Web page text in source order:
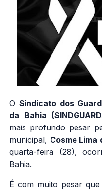
OSindicato dos
da Bahia
mais profundo pesar
municipal, Cosme Lima
quarta-feira (28),
Bahia.
É com muito pesar